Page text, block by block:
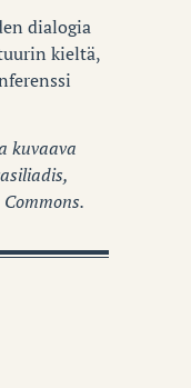
dialogia
kieltä,
kuvaava